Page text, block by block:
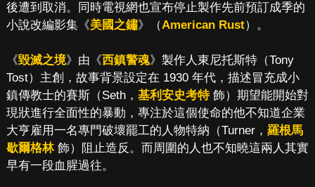
後遭到取消。同時電視網也宣布停止製作先前預訂成季的
小說改編影集《美國之鏽》（American Rust）。
《毀滅之境》由《西鎮警魂》製作人東尼托斯特（Tony
Tost）主創，故事背景設定在 1930 年代，描述冒充成小
鎮傳教士的賽斯（Seth， 基利安史考特飾）期望能開始對
現狀進行全面性的暴動，專注於這個使命的他不知道企業
大亨雇用一名專門破壞罷工的人物特納（Turner， 羅根馬
歇爾格林飾）阻止造反。而周圍的人也不知曉這兩人其實
早有一段血腥過往。